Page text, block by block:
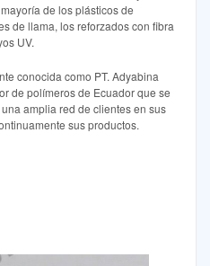
de los plásticos de
de llama, los reforzados con fibra
UV.
conocida como PT. Adyabina
de polímeros de Ecuador que se
amplia red de clientes en sus
sus productos.